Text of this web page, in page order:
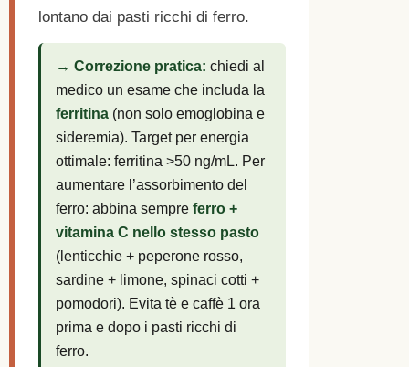
lontano dai pasti ricchi di ferro.
→ Correzione pratica: chiedi al
medico un esame che includa la
ferritina (non solo emoglobina e
sideremia). Target per energia
ottimale: ferritina >50 ng/mL. Per
aumentare l’assorbimento del
ferro: abbina sempre ferro +
vitamina C nello stesso pasto
(lenticchie + peperone rosso,
sardine + limone, spinaci cotti +
pomodori). Evita tè e caffè 1 ora
prima e dopo i pasti ricchi di
ferro.